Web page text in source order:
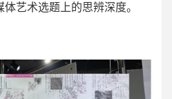
艺术选题上的思辨深度。